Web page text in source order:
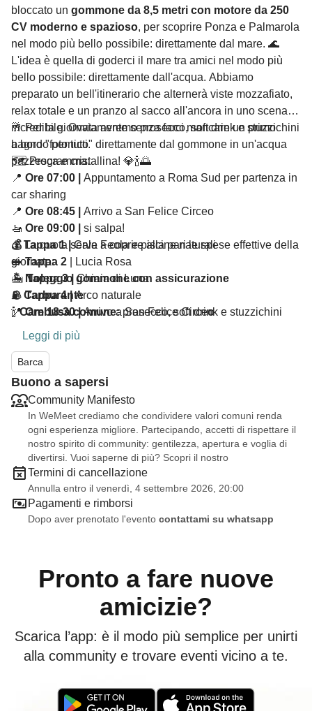
bloccato un gommone da 8,5 metri con motore da 250
CV moderno e spazioso, per scoprire Ponza e Palmarola
nel modo più bello possibile: direttamente dal mare. 🌊
L'idea è quella di goderci il mare tra amici nel modo più
bello possibile: direttamente dall'acqua. Abbiamo
preparato un bell'itinerario che alternerà viste mozzafiato,
relax totale e un pranzo al sacco all'ancora in uno scenario
incredibile. Ovviamente senza farci mancare un primo
bagno "fotonico" direttamente dal gommone in un'acqua
pazzesca e cristallina! 💎🍾🌅
🥂 Per la giornata avremo prosecco, soft drink e stuzzichini
a bordo per tutti.
🗺️ Programma:
📍 Ore 07:00 |
Appuntamento a Roma Sud per partenza in
car sharing
📍 Ore 08:45 |
Arrivo a San Felice Circeo
🚤 Ore 09:00 |
si salpa!
⚓Tappa 1 |Cala Feola e piscine naturali
🥪Tappa 2 | Lucia Rosa
🏝️ Tappa 3 | Chiaia di Luna
🪨Tappa 4 |Arco naturale
📍Ore 18:30 |Arrivo a San Felice Circeo
A seguire |
Roma.
💰La quota serve a coprire alla pari le spese effettive della
giornata:
🚤 Noleggio gommone con assicurazione
⛽Carburante
🍾Cambusa comune:prosecco, soft drink e stuzzichini
Leggi di più
Barca
Buono a sapersi
Community Manifesto
In WeMeet crediamo che condividere valori comuni renda
ogni esperienza migliore. Partecipando, accetti di rispettare il
nostro spirito di community: gentilezza, apertura e voglia di
divertirsi. Vuoi saperne di più? Scopri il nostro
Termini di cancellazione
Annulla entro il venerdì, 4 settembre 2026, 20:00
Pagamenti e rimborsi
Dopo aver prenotato l'evento contattami su whatsapp
Pronto a fare nuove
amicizie?
Scarica l’app: è il modo più semplice per unirti
alla community e trovare eventi vicino a te.